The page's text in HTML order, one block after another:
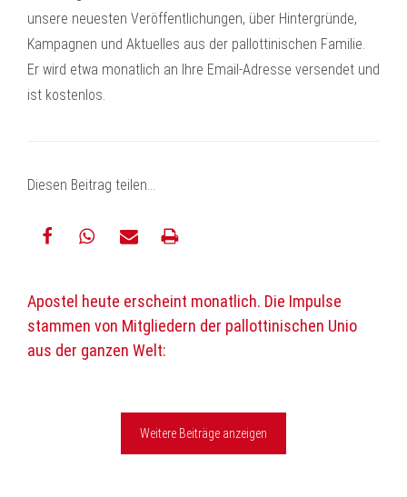
unsere neuesten Veröffentlichungen, über Hintergründe,
Kampagnen und Aktuelles aus der pallottinischen Familie.
Er wird etwa monatlich an Ihre Email-Adresse versendet und
ist kostenlos.
Diesen Beitrag teilen…
Mail
Apostel heute erscheint monatlich. Die Impulse
stammen von Mitgliedern der pallottinischen Unio
aus der ganzen Welt:
Weitere Beiträge anzeigen